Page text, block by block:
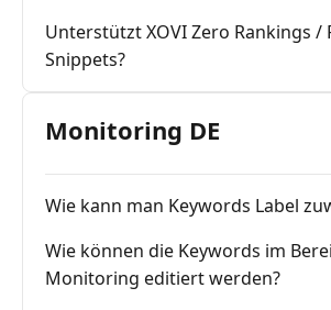
Unterstützt XOVI Zero Rankings /
Snippets?
Monitoring DE
Wie kann man Keywords Label
Wie können die Keywords im
Monitoring editiert werden?